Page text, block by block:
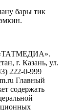
бары тик
«ТАТМЕДИА».
г. Казань, ул.
222-0-999
Главный
содержать